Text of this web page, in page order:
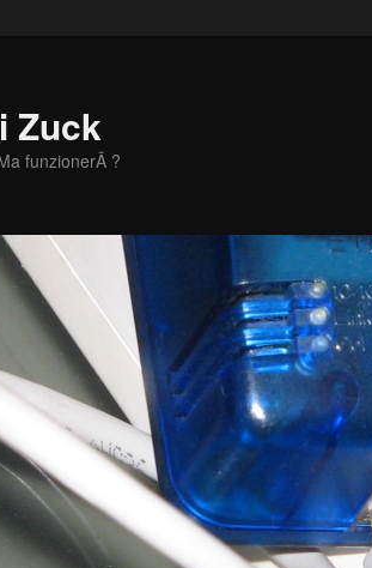
Zuck
funzionerÃ ?